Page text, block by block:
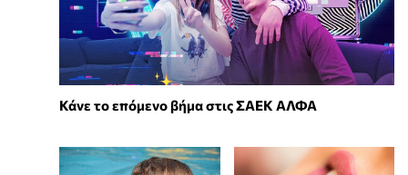
Κάνε το επόμενο βήμα στις ΣΑΕΚ ΑΛΦΑ